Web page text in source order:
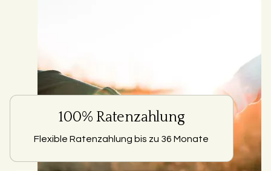
100% Ratenzahlung
Flexible Ratenzahlung bis zu 36 Monate